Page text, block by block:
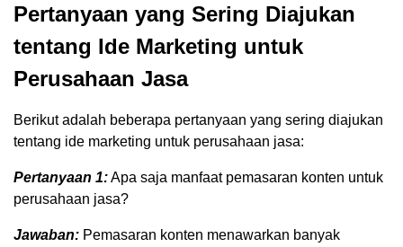
Pertanyaan yang Sering Diajukan
tentang Ide Marketing untuk
Perusahaan Jasa
Berikut adalah beberapa pertanyaan yang sering diajukan
tentang ide marketing untuk perusahaan jasa:
Pertanyaan 1:Apa saja manfaat pemasaran konten untuk
perusahaan jasa?
Jawaban: Pemasaran konten menawarkan banyak